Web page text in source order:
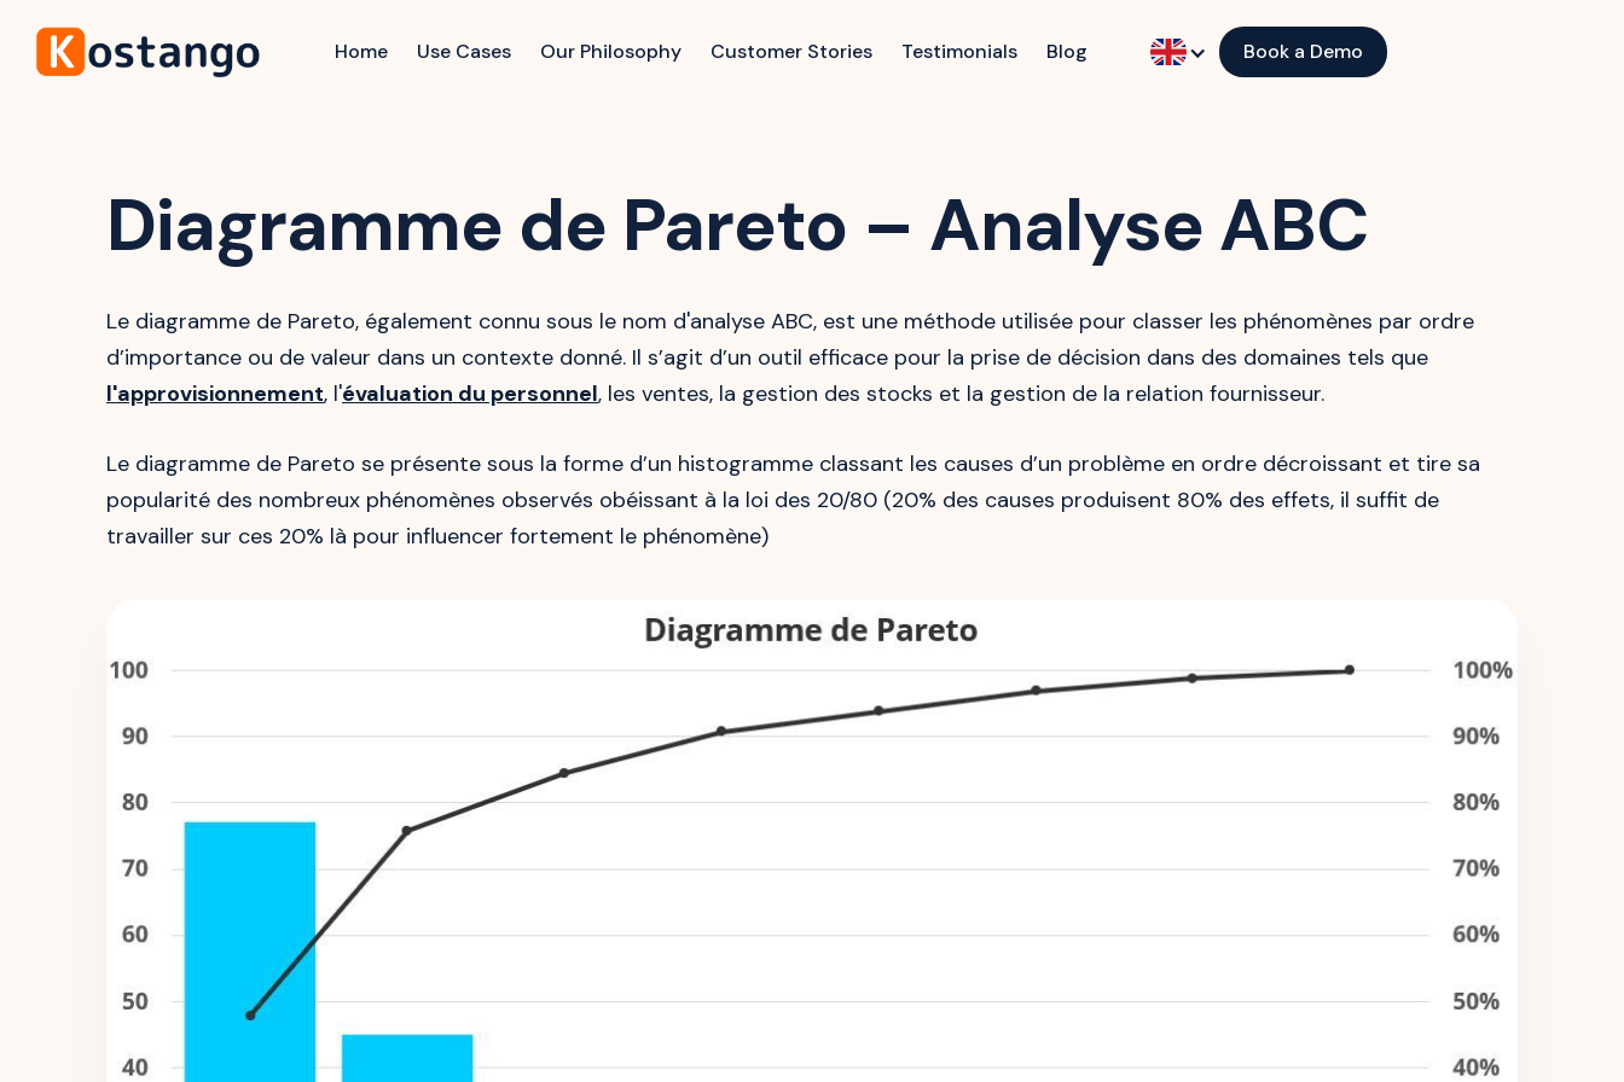
Home Use Cases Our Philosophy Customer Stories Testimonials Blog Book a Demo
Diagramme de Pareto – Analyse ABC
Le diagramme de Pareto, également connu sous le nom d'analyse ABC, est une méthode utilisée pour classer les phénomènes par ordre
d’importance ou de valeur dans un contexte donné. Il s’agit d’un outil efficace pour la prise de décision dans des domaines tels que
l'approvisionnement, l'évaluation du personnel, les ventes, la gestion des stocks et la gestion de la relation fournisseur.
Le diagramme de Pareto se présente sous la forme d’un histogramme classant les causes d’un problème en ordre décroissant et tire sa
popularité des nombreux phénomènes observés obéissant à la loi des 20/80 (20% des causes produisent 80% des effets, il suffit de
travailler sur ces 20% là pour influencer fortement le phénomène)